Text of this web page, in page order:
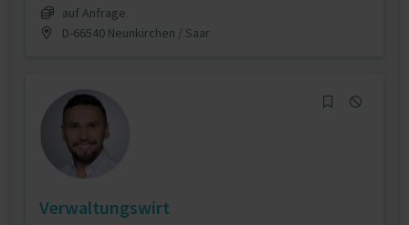
auf Anfrage
D-66540 Neunkirchen / Saar
Verwaltungswirt